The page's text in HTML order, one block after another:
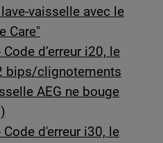
vaisselle avec le
Care"
d’erreur i20, le
bips/clignotements
AEG ne bouge
d'erreur i30, le